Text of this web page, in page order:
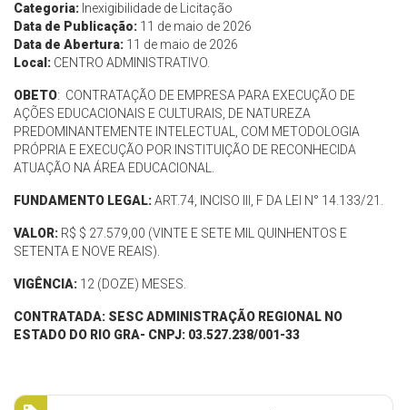
Categoria: Inexigibilidade de Licitação
Data de Publicação: 11 de maio de 2026
Data de Abertura: 11 de maio de 2026
Local: CENTRO ADMINISTRATIVO.
OBETO: CONTRATAÇÃO DE EMPRESA PARA EXECUÇÃO DE
AÇÕES EDUCACIONAIS E CULTURAIS, DE NATUREZA
PREDOMINANTEMENTE INTELECTUAL, COM METODOLOGIA
PRÓPRIA E EXECUÇÃO POR INSTITUIÇÃO DE RECONHECIDA
ATUAÇÃO NA ÁREA EDUCACIONAL.
FUNDAMENTO LEGAL:ART.74, INCISO III, F DA LEI N° 14.133/21.
VALOR: R$ $ 27.579,00 (VINTE E SETE MIL QUINHENTOS E
SETENTA E NOVE REAIS).
VIGÊNCIA: 12 (DOZE) MESES.
CONTRATADA: SESC ADMINISTRAÇÃO REGIONAL NO
ESTADO DO RIO GRA- CNPJ: 03.527.238/001-33